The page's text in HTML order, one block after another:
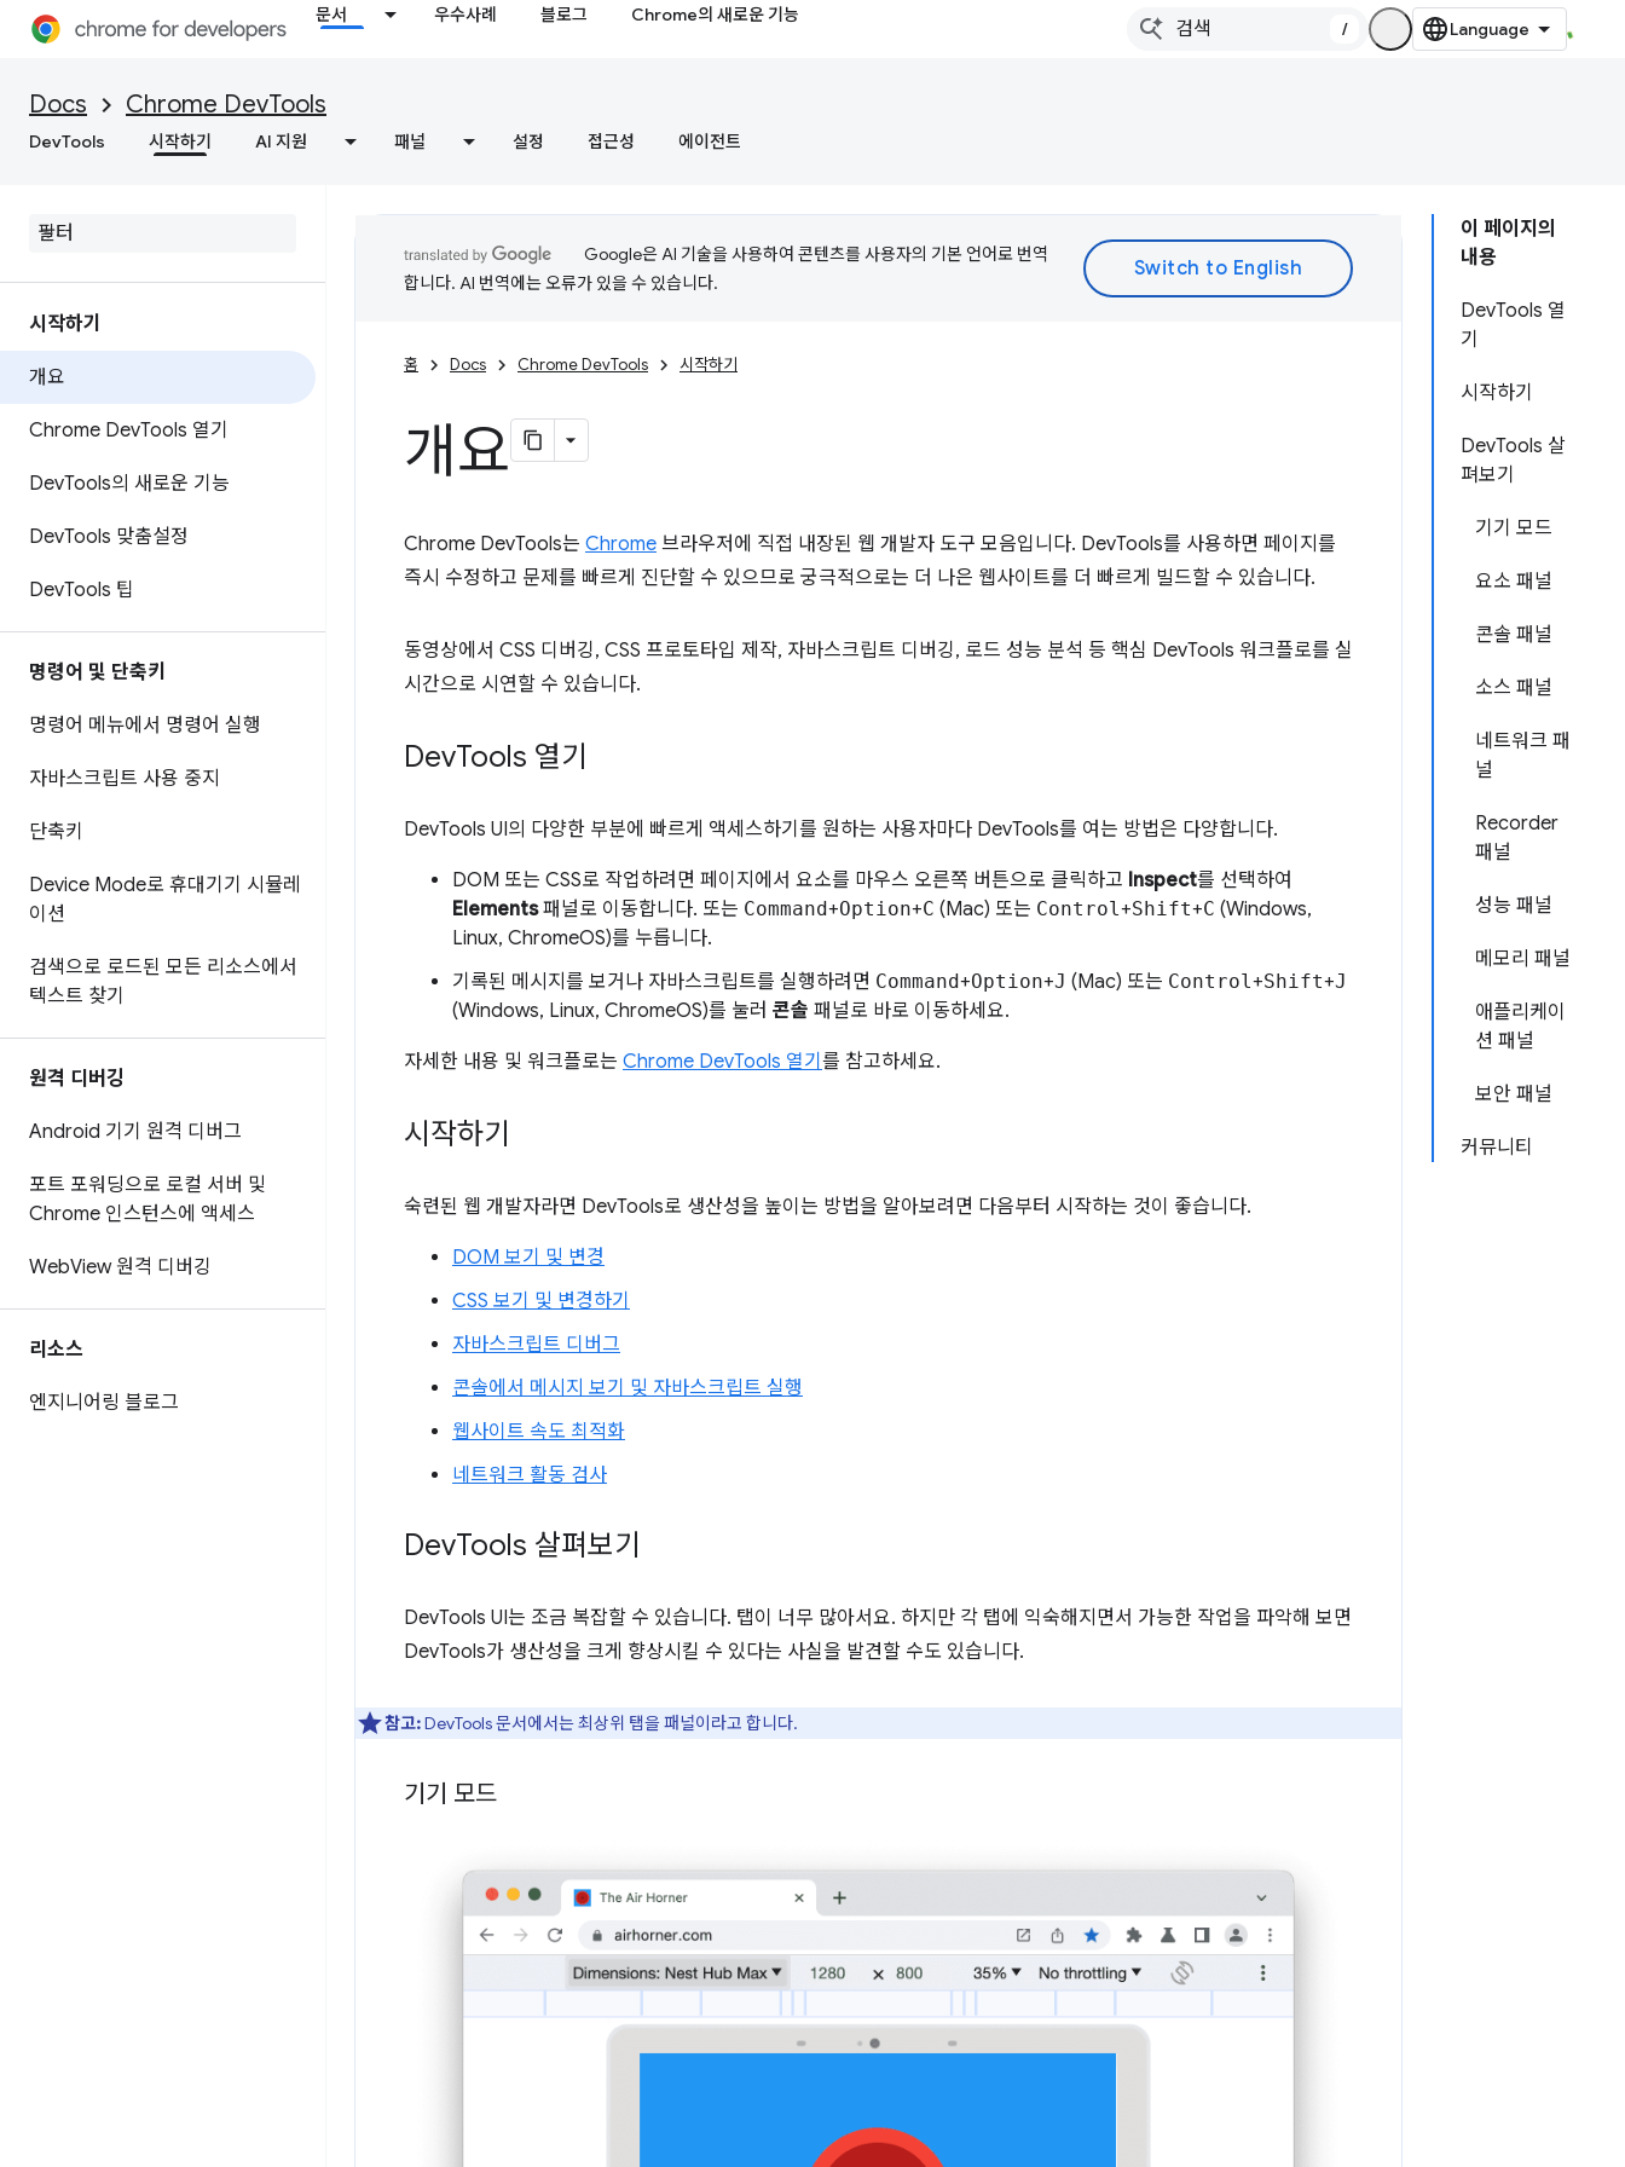
문서 우수사례 블로그 Chrome의 새로운 기능
/
Docs Chrome DevTools
DevTools 시작하기 AI 지원 패널 설정 접근성 에이전트
시작하기
개요
Chrome DevTools 열기
DevTools의 새로운 기능
DevTools 맞춤설정
DevTools 팁
명령어 및 단축키
명령어 메뉴에서 명령어 실행
자바스크립트 사용 중지
단축키
Device Mode로 휴대기기 시뮬레
이션
검색으로 로드된 모든 리소스에서
텍스트 찾기
원격 디버깅
Android 기기 원격 디버그
포트 포워딩으로 로컬 서버 및
Chrome 인스턴스에 액세스
WebView 원격 디버깅
리소스
엔지니어링 블로그
이 페이지의
내용
DevTools 열
기
시작하기
DevTools 살
펴보기
기기 모드
요소 패널
콘솔 패널
소스 패널
네트워크 패
널
Recorder
패널
성능 패널
메모리 패널
애플리케이
션 패널
보안 패널
커뮤니티
Google은 AI 기술을 사용하여 콘텐츠를 사용자의 기본 언어로 번역
합니다. AI 번역에는 오류가 있을 수 있습니다.
홈 Docs Chrome DevTools 시작하기
개요
Chrome DevTools는 Chrome 브라우저에 직접 내장된 웹 개발자 도구 모음입니다. DevTools를 사용하면 페이지를
즉시 수정하고 문제를 빠르게 진단할 수 있으므로 궁극적으로는 더 나은 웹사이트를 더 빠르게 빌드할 수 있습니다.
동영상에서 CSS 디버깅, CSS 프로토타입 제작, 자바스크립트 디버깅, 로드 성능 분석 등 핵심 DevTools 워크플로를 실
시간으로 시연할 수 있습니다.
DevTools 열기
DevTools UI의 다양한 부분에 빠르게 액세스하기를 원하는 사용자마다 DevTools를 여는 방법은 다양합니다.
DOM 또는 CSS로 작업하려면 페이지에서 요소를 마우스 오른쪽 버튼으로 클릭하고 Inspect를 선택하여
Elements패널로 이동합니다. 또는 Command+Option+C (Mac) 또는 Control+Shift+C (Windows,
Linux, ChromeOS)를 누릅니다.
기록된 메시지를 보거나 자바스크립트를 실행하려면 Command+Option+J (Mac) 또는 Control+Shift+J
(Windows, Linux, ChromeOS)를 눌러 콘솔 패널로 바로 이동하세요.
자세한 내용 및 워크플로는 Chrome DevTools 열기 를 참고하세요.
시작하기
숙련된 웹 개발자라면 DevTools로 생산성을 높이는 방법을 알아보려면 다음부터 시작하는 것이 좋습니다.
DOM 보기 및 변경
CSS 보기 및 변경하기
자바스크립트 디버그
콘솔에서 메시지 보기 및 자바스크립트 실행
웹사이트 속도 최적화
네트워크 활동 검사
DevTools 살펴보기
DevTools UI는 조금 복잡할 수 있습니다. 탭이 너무 많아서요. 하지만 각 탭에 익숙해지면서 가능한 작업을 파악해 보면
DevTools가 생산성을 크게 향상시킬 수 있다는 사실을 발견할 수도 있습니다.
참고:DevTools 문서에서는 최상위 탭을 패널이라고 합니다.
기기 모드